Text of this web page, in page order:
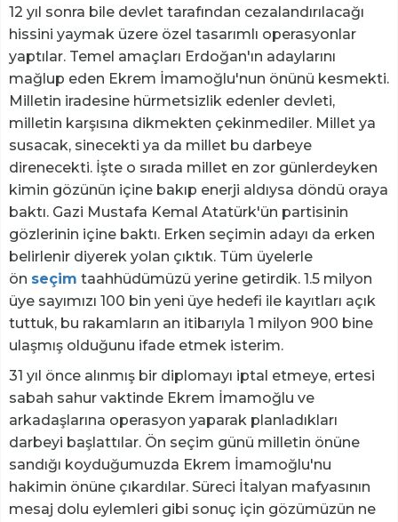
12 yıl sonra bile devlet tarafından cezalandırılacağı
hissini yaymak üzere özel tasarımlı operasyonlar
yaptılar. Temel amaçları Erdoğan'ın adaylarını
mağlup eden Ekrem İmamoğlu'nun önünü kesmekti.
Milletin iradesine hürmetsizlik edenler devleti,
milletin karşısına dikmekten çekinmediler. Millet ya
susacak, sinecekti ya da millet bu darbeye
direnecekti. İşte o sırada millet en zor günlerdeyken
kimin gözünün içine bakıp enerji aldıysa döndü oraya
baktı. Gazi Mustafa Kemal Atatürk'ün partisinin
gözlerinin içine baktı. Erken seçimin adayı da erken
belirlenir diyerek yolan çıktık. Tüm üyelerle
ön seçim taahhüdümüzü yerine getirdik. 1.5 milyon
üye sayımızı 100 bin yeni üye hedefi ile kayıtları açık
tuttuk, bu rakamların an itibarıyla 1 milyon 900 bine
ulaşmış olduğunu ifade etmek isterim.
31 yıl önce alınmış bir diplomayı iptal etmeye, ertesi
sabah sahur vaktinde Ekrem İmamoğlu ve
arkadaşlarına operasyon yaparak planladıkları
darbeyi başlattılar. Ön seçim günü milletin önüne
sandığı koyduğumuzda Ekrem İmamoğlu'nu
hakimin önüne çıkardılar. Süreci İtalyan mafyasının
mesaj dolu eylemleri gibi sonuç için gözümüzün ne